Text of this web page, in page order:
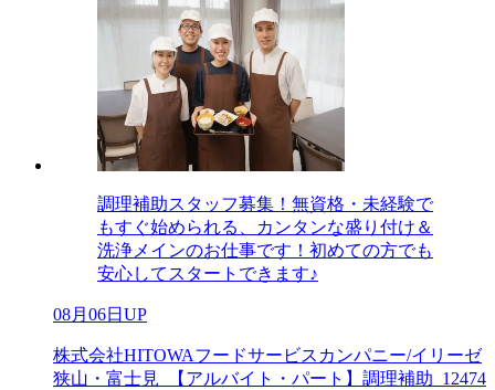
調理補助スタッフ募集！無資格・未経験で
もすぐ始められる、カンタンな盛り付け＆
洗浄メインのお仕事です！初めての方でも
安心してスタートできます♪
08月06日UP
株式会社HITOWAフードサービスカンパニー/イリーゼ
狭山・富士見_【アルバイト・パート】調理補助_12474